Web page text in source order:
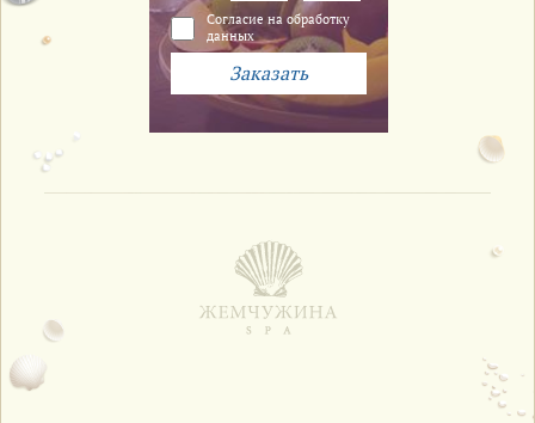
Cогласие на обработку
данных